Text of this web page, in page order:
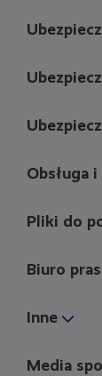
Obsługa
Pliki do
Biuro
Inne
Media